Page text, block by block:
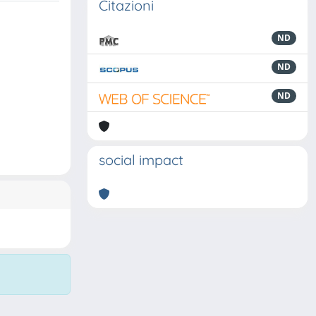
Citazioni
ND
ND
ND
social impact